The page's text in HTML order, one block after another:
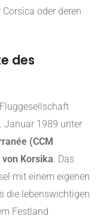
oder deren
des
Januar 1989 unter
(CCM
Korsika . Das
mit einem eigenen
die lebenswichtigen
Festland